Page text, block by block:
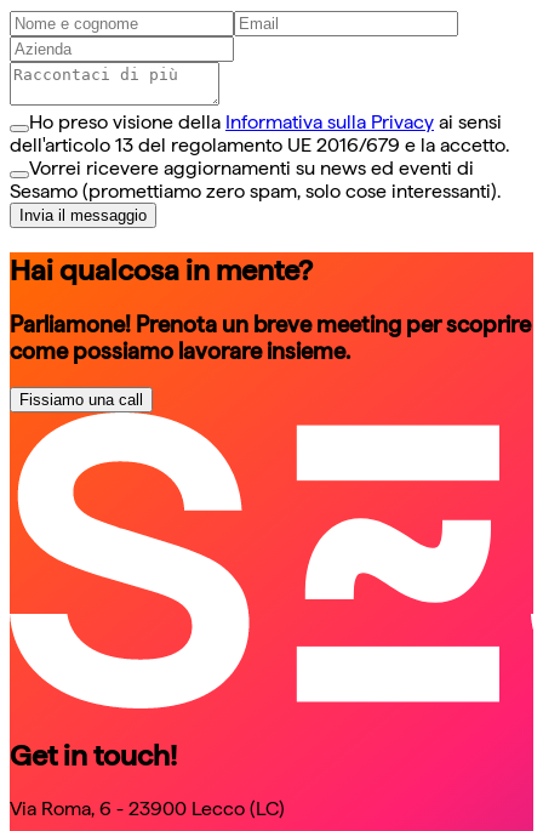
Ho preso visione della Informativa sulla Privacy ai sensi
dell'articolo 13 del regolamento UE 2016/679 e la accetto.
Vorrei ricevere aggiornamenti su news ed eventi di
Sesamo (promettiamo zero spam, solo cose interessanti).
Invia il messaggio
Hai qualcosa in mente?
Parliamone! Prenota un breve meeting per scoprire
come possiamo lavorare insieme.
Fissiamo una call
schedule a call
schedule a call
Get in touch!
Via Roma, 6 - 23900 Lecco (LC)